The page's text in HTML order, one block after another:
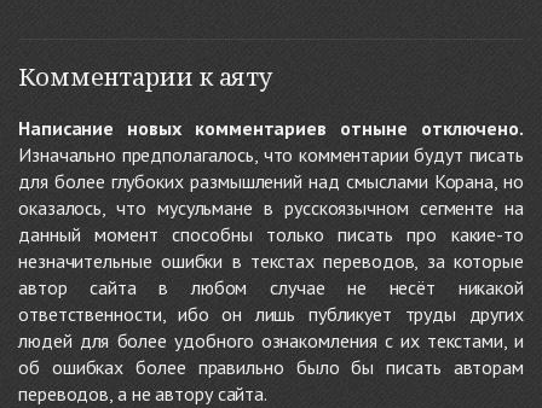
Комментарии к аяту
Написание новых комментариев отныне отключено.
Изначально предполагалось, что комментарии будут писать
для более глубоких размышлений над смыслами Корана, но
оказалось, что мусульмане в русскоязычном сегменте на
данный момент способны только писать про какие-то
незначительные ошибки в текстах переводов, за которые
автор сайта в любом случае не несёт никакой
ответственности, ибо он лишь публикует труды других
людей для более удобного ознакомления с их текстами, и
об ошибках более правильно было бы писать авторам
переводов, а не автору сайта.